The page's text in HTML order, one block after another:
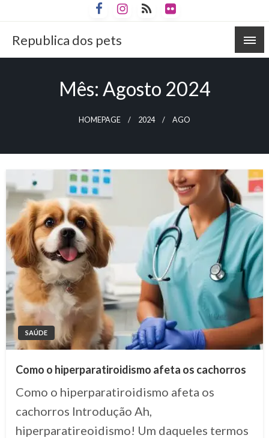
to
contentRepublica dos pets
Mês: Agosto 2024
HOMEPAGE 2024 AGO
SAÚDE
Como o hiperparatiroidismo afeta os cachorros
Como o hiperparatiroidismo afeta os
cachorros Introdução Ah,
hiperparatireoidismo! Um daqueles termos